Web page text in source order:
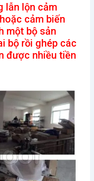
lẫn lộn cảm
cảm biến
một bộ sản
bộ rồi ghép các
được nhiều tiền